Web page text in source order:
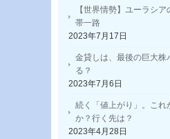
【世界情勢】ユーラシ
帯一路
2023年7月17日
金貸しは、最後の巨大株
る？
2023年7月6日
続く「値上がり」。これ
か？行く先は？
2023年4月28日